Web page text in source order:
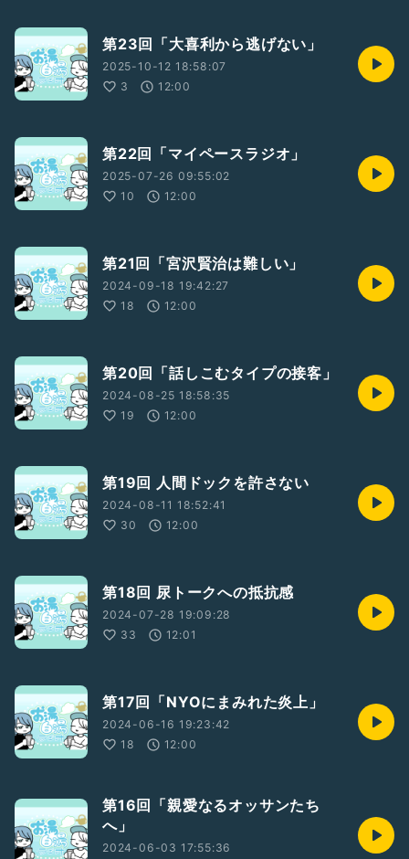
第23回「大喜利から逃げない」
2025-10-12 18:58:07
3
12:00
第22回「マイペースラジオ」
2025-07-26 09:55:02
10
12:00
第21回「宮沢賢治は難しい」
2024-09-18 19:42:27
18
12:00
第20回「話しこむタイプの接客」
2024-08-25 18:58:35
19
12:00
第19回 人間ドックを許さない
2024-08-11 18:52:41
30
12:00
第18回 尿トークへの抵抗感
2024-07-28 19:09:28
33
12:01
第17回「NYOにまみれた炎上」
2024-06-16 19:23:42
18
12:00
第16回「親愛なるオッサンたち
へ」
2024-06-03 17:55:36